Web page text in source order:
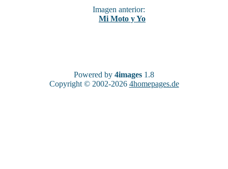
Imagen anterior:
Mi Moto y Yo
Powered by 4images 1.8
Copyright © 2002-2026 4homepages.de